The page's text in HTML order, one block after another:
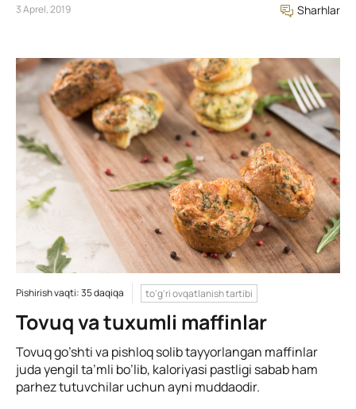
3 Aprel, 2019 Sharhlar
Pishirish vaqti: 35 daqiqa to'g'ri ovqatlanish tartibi
Tovuq va tuxumli maffinlar
Tovuq go’shti va pishloq solib tayyorlangan maffinlar
juda yengil ta’mli bo’lib, kaloriyasi pastligi sabab ham
parhez tutuvchilar uchun ayni muddaodir.